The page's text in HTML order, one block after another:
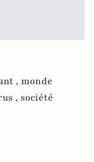
, monde
, société